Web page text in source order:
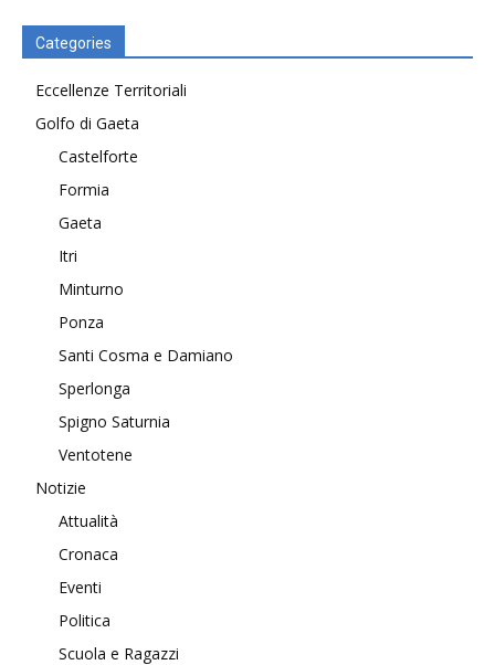
Categories
Eccellenze Territoriali
Golfo di Gaeta
Castelforte
Formia
Gaeta
Itri
Minturno
Ponza
Santi Cosma e Damiano
Sperlonga
Spigno Saturnia
Ventotene
Notizie
Attualità
Cronaca
Eventi
Politica
Scuola e Ragazzi